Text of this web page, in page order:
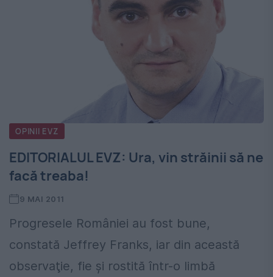
OPINII EVZ
EDITORIALUL EVZ: Ura, vin străinii să ne
facă treaba!
9 MAI 2011
Progresele României au fost bune,
constată Jeffrey Franks, iar din această
observaţie, fie şi rostită într-o limbă